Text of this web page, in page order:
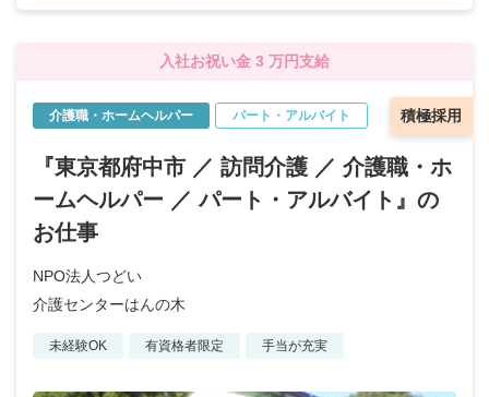
入社お祝い金 3 万円支給
積極採用
介護職・ホームヘルパー パート・アルバイト
『東京都府中市 ／ 訪問介護 ／ 介護職・ホ
ームヘルパー ／ パート・アルバイト』の
お仕事
NPO法人つどい
介護センターはんの木
未経験OK 有資格者限定 手当が充実